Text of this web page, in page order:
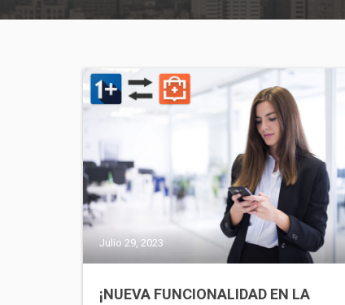
Julio 29, 2023
¡NUEVA FUNCIONALIDAD EN LA